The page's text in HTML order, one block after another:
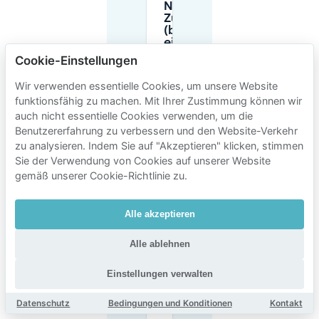
Nähe des
Zürich HB
(brauche ich
eine
Wo kann ich
bis zu 15
Stunden in
der Nähe
des
Platzspitzes
parken?
Wie viel
Parken rund
Zürcher
Gebiet)?
Cookie-Einstellungen
Wir verwenden essentielle Cookies, um unsere Website
funktionsfähig zu machen. Mit Ihrer Zustimmung können wir
auch nicht essentielle Cookies verwenden, um die
Benutzererfahrung zu verbessern und den Website-Verkehr
zu analysieren. Indem Sie auf "Akzeptieren" klicken, stimmen
Sie der Verwendung von Cookies auf unserer Website
gemäß unserer Cookie-Richtlinie zu.
Alle akzeptieren
Alle ablehnen
Einstellungen verwalten
Datenschutz Bedingungen und Konditionen Kontakt